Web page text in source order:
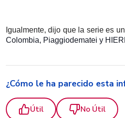
Igualmente, dijo que la serie es
Colombia, Piaggiodematei y
¿Cómo le ha parecido esta
Útil No Útil